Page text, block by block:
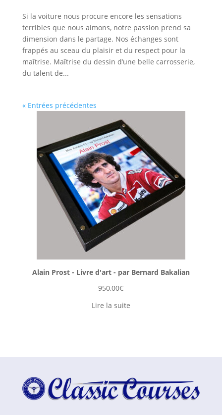
Si la voiture nous procure encore les sensations
terribles que nous aimons, notre passion prend sa
dimension dans le partage. Nos échanges sont
frappés au sceau du plaisir et du respect pour la
maîtrise. Maîtrise du dessin d’une belle carrosserie,
du talent de...
« Entrées précédentes
Alain Prost - Livre d'art - par Bernard Bakalian
950,00€
Lire la suite